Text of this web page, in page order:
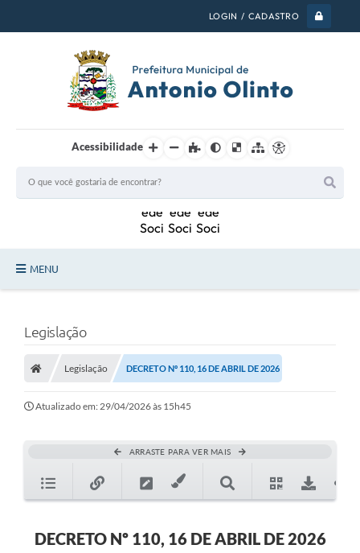
LOGIN / CADASTRO
Acessibilidade
MENU
Legislação
Secretarias
A Nossa Cidade
Plano Diretor 2025
Legislação
Legislação DECRETO Nº 110, 16 DE ABRIL DE 2026
Atualizado em: 29/04/2026 às 15h45
ARRASTE PARA VER MAIS
DECRETO Nº 110, 16 DE ABRIL DE 2026